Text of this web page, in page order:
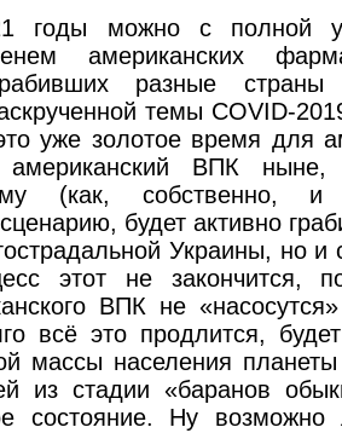
годы можно с полной
американских
разные
темы COVID-
уже золотое время для
ВПК ныне,
(как, собственно,
будет активно
Украины, но и
этот не закончится,
ВПК не
всё это продлится,
массы населения
из стадии «баранов
состояние. Ну